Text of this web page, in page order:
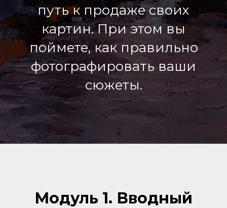
путь к продаже своих
картин. При этом вы
поймете, как правильно
фотографировать ваши
сюжеты.
Модуль 1. Вводный